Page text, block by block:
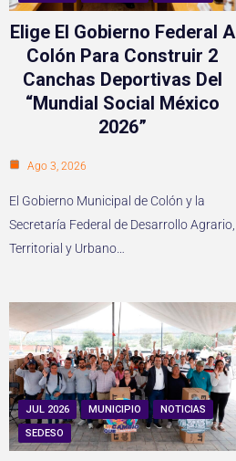
Elige El Gobierno Federal A
Colón Para Construir 2
Canchas Deportivas Del
“Mundial Social México
2026”
Ago 3, 2026
El Gobierno Municipal de Colón y la
Secretaría Federal de Desarrollo Agrario,
Territorial y Urbano…
JUL 2026 MUNICIPIO
NOTICIAS
SEDESO